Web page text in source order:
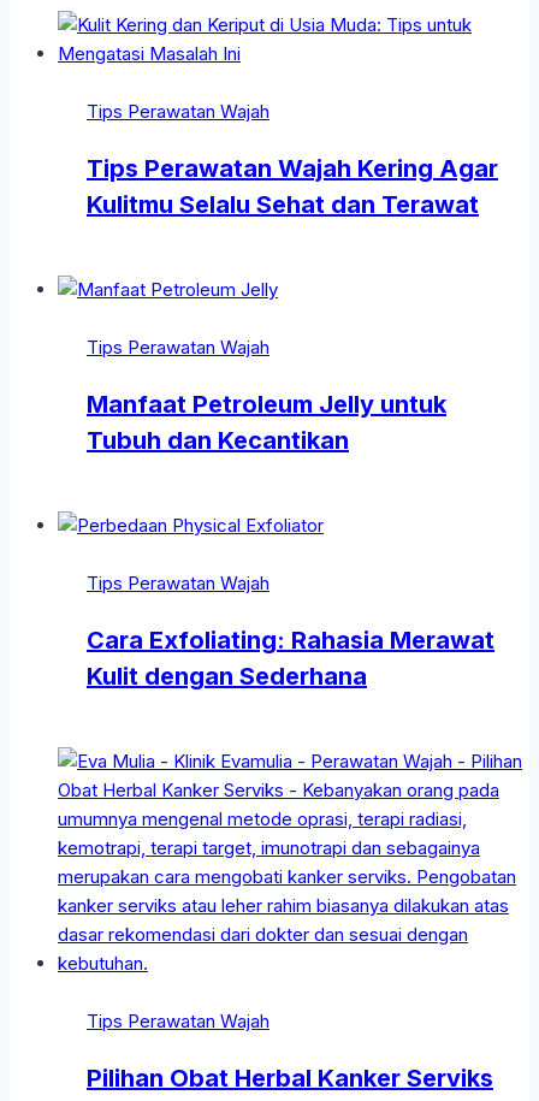
Tips Perawatan Wajah
Tips Perawatan Wajah Kering Agar
Kulitmu Selalu Sehat dan Terawat
Tips Perawatan Wajah
Manfaat Petroleum Jelly untuk
Tubuh dan Kecantikan
Tips Perawatan Wajah
Cara Exfoliating: Rahasia Merawat
Kulit dengan Sederhana
Tips Perawatan Wajah
Pilihan Obat Herbal Kanker Serviks